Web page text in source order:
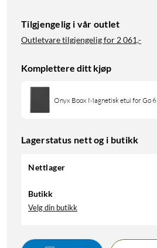
Tilgjengelig i vår outlet
Outletvare tilgjengelig for2 061,-
Komplettere ditt kjøp
Onyx Boox Magnetisk etui for Go 6
Lagerstatus nett og i butikk
Nettlager
Butikk
Velg din butikk